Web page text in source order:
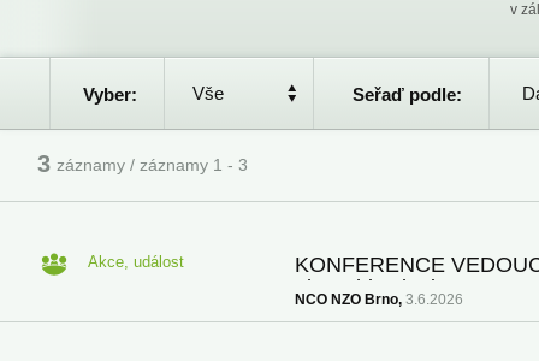
v
Vyber: Vše Seřaď podle:
3 záznamy / záznamy 1 - 3
Akce, událost
KONFERENCE
oboru histologie
NCO NZO Brno, 3.6.2026